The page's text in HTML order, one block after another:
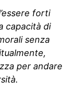
forti
capacità di
senza
per andare